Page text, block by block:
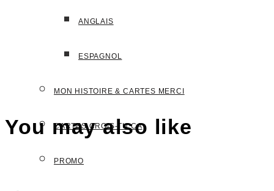
ANGLAIS
ESPAGNOL
MON HISTOIRE & CARTES MERCI
CARTES CROIS-TU.CA
PROMO
You may also like